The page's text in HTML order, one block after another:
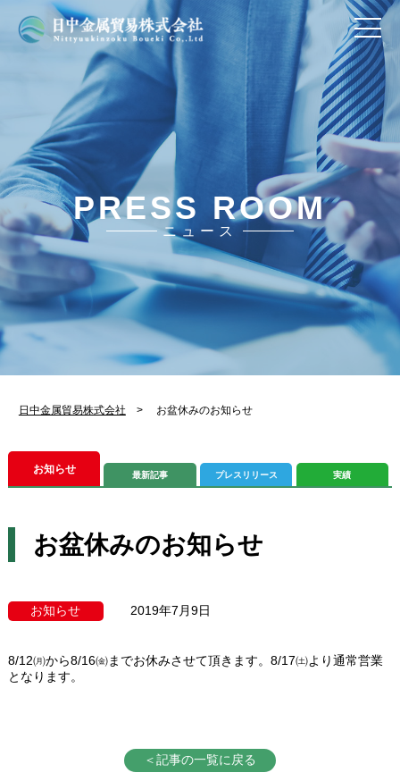
PRESS ROOM
ニュース
日中金属貿易株式会社 > お盆休みのお知らせ
お知らせ 最新記事 プレスリリース 実績
お盆休みのお知らせ
お知らせ 2019年7月9日
8/12㈪から8/16㈮までお休みさせて頂きます。8/17㈯より通常営業
となります。
＜記事の一覧に戻る